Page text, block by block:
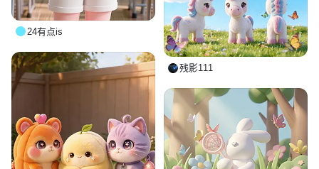
24有点is
残影111